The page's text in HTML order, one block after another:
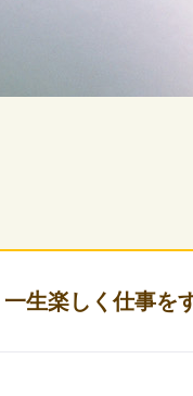
一生楽しく仕事を